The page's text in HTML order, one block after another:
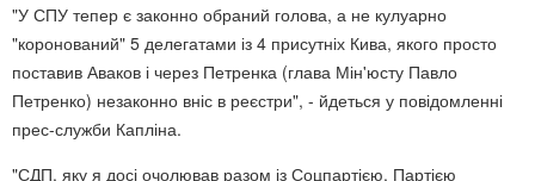
"У СПУ тепер є законно обраний голова, а не кулуарно
"коронований" 5 делегатами із 4 присутніх Кива, якого просто
поставив Аваков і через Петренка (глава Мін'юсту Павло
Петренко) незаконно вніс в реєстри", - йдеться у повідомленні
прес-служби Капліна.
"СДП, яку я досі очолював разом із Соцпартією, Партією